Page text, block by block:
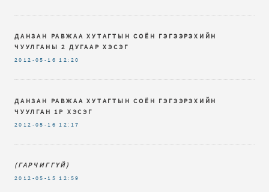
ДАНЗАН РАВЖАА ХУТАГТЫН СОЁН ГЭГЭЭРЭХИЙН
ЧУУЛГАНЫ 2 ДУГААР ХЭСЭГ
2012-05-16 12:20
ДАНЗАН РАВЖАА ХУТАГТЫН СОЁН ГЭГЭЭРЭХИЙН
ЧУУЛГАН 1Р ХЭСЭГ
2012-05-16 12:17
(ГАРЧИГГҮЙ)
2012-05-15 12:59